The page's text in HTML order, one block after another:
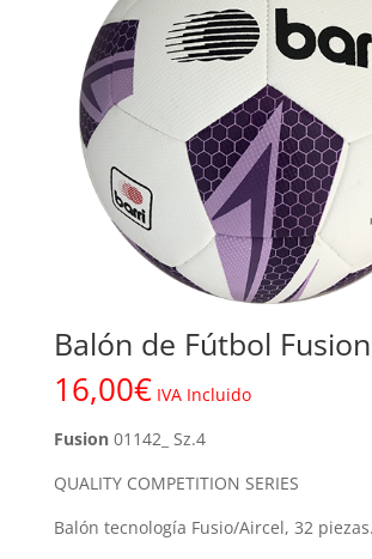
Balón de Fútbol
16,00€ IVA Incluido
Fusion01142_ Sz.4
QUALITY COMPETITION SERIES
Balón tecnología Fusio/Aircel, 32